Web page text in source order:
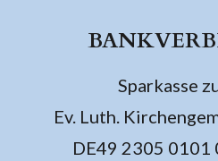
Sparkasse
Ev. Luth.
DE49 2305 0101